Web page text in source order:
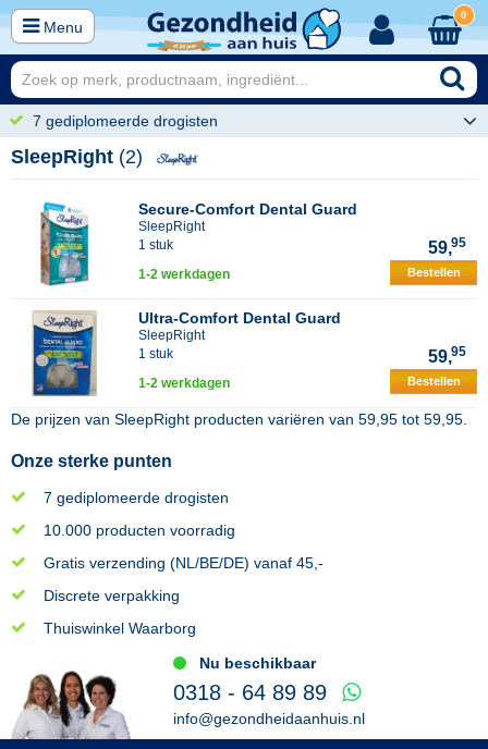
Menu
0
7 gediplomeerde drogisten
SleepRight (2)
Secure-Comfort Dental Guard
SleepRight
1 stuk
59,95
1-2 werkdagen Bestellen
Ultra-Comfort Dental Guard
SleepRight
1 stuk
59,95
1-2 werkdagen Bestellen
De prijzen van SleepRight producten variëren van 59,95 tot 59,95
Onze sterke punten
7 gediplomeerde drogisten
10.000 producten voorradig
Gratis verzending (NL/BE/DE) vanaf 45,-
Discrete verpakking
Thuiswinkel Waarborg
Nu beschikbaar
0318 - 64 89 89
info@gezondheidaanhuis.nl